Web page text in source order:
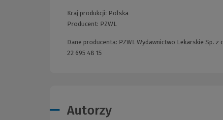
Kraj produkcji: Polska
Producent: PZWL
Dane producenta: PZWL Wydawnictwo Lekarskie Sp.
22 695 48 15
Autorzy